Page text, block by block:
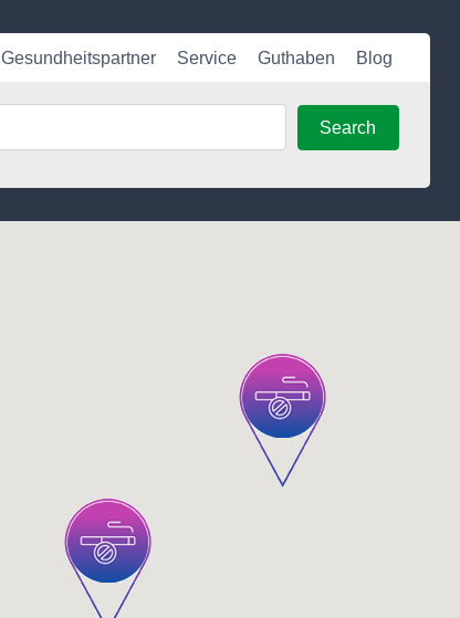
Gesundheitspartner Service Guthaben Blog
Search